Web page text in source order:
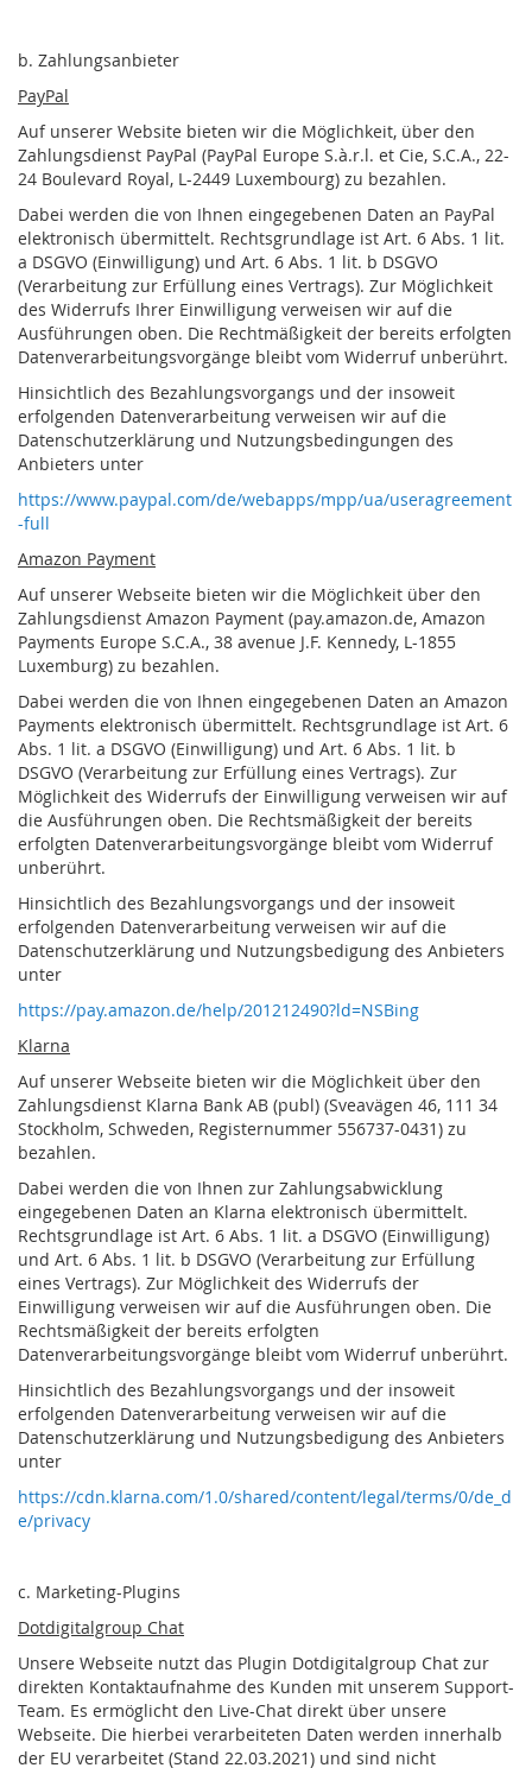
b. Zahlungsanbieter
PayPal
Auf unserer Website bieten wir die Möglichkeit, über den
Zahlungsdienst PayPal (PayPal Europe S.à.r.l. et Cie, S.C.A., 22-
24 Boulevard Royal, L-2449 Luxembourg) zu bezahlen.
Dabei werden die von Ihnen eingegebenen Daten an PayPal
elektronisch übermittelt. Rechtsgrundlage ist Art. 6 Abs. 1 lit.
a DSGVO (Einwilligung) und Art. 6 Abs. 1 lit. b DSGVO
(Verarbeitung zur Erfüllung eines Vertrags). Zur Möglichkeit
des Widerrufs Ihrer Einwilligung verweisen wir auf die
Ausführungen oben. Die Rechtmäßigkeit der bereits erfolgten
Datenverarbeitungsvorgänge bleibt vom Widerruf unberührt.
Hinsichtlich des Bezahlungsvorgangs und der insoweit
erfolgenden Datenverarbeitung verweisen wir auf die
Datenschutzerklärung und Nutzungsbedingungen des
Anbieters unter
https://www.paypal.com/de/webapps/mpp/ua/useragreement
-full
Amazon Payment
Auf unserer Webseite bieten wir die Möglichkeit über den
Zahlungsdienst Amazon Payment (pay.amazon.de, Amazon
Payments Europe S.C.A., 38 avenue J.F. Kennedy, L-1855
Luxemburg) zu bezahlen.
Dabei werden die von Ihnen eingegebenen Daten an Amazon
Payments elektronisch übermittelt. Rechtsgrundlage ist Art. 6
Abs. 1 lit. a DSGVO (Einwilligung) und Art. 6 Abs. 1 lit. b
DSGVO (Verarbeitung zur Erfüllung eines Vertrags). Zur
Möglichkeit des Widerrufs der Einwilligung verweisen wir auf
die Ausführungen oben. Die Rechtsmäßigkeit der bereits
erfolgten Datenverarbeitungsvorgänge bleibt vom Widerruf
unberührt.
Hinsichtlich des Bezahlungsvorgangs und der insoweit
erfolgenden Datenverarbeitung verweisen wir auf die
Datenschutzerklärung und Nutzungsbedigung des Anbieters
unter
https://pay.amazon.de/help/201212490?ld=NSBing
Klarna
Auf unserer Webseite bieten wir die Möglichkeit über den
Zahlungsdienst Klarna Bank AB (publ) (Sveavägen 46, 111 34
Stockholm, Schweden, Registernummer 556737-0431) zu
bezahlen.
Dabei werden die von Ihnen zur Zahlungsabwicklung
eingegebenen Daten an Klarna elektronisch übermittelt.
Rechtsgrundlage ist Art. 6 Abs. 1 lit. a DSGVO (Einwilligung)
und Art. 6 Abs. 1 lit. b DSGVO (Verarbeitung zur Erfüllung
eines Vertrags). Zur Möglichkeit des Widerrufs der
Einwilligung verweisen wir auf die Ausführungen oben. Die
Rechtsmäßigkeit der bereits erfolgten
Datenverarbeitungsvorgänge bleibt vom Widerruf unberührt.
Hinsichtlich des Bezahlungsvorgangs und der insoweit
erfolgenden Datenverarbeitung verweisen wir auf die
Datenschutzerklärung und Nutzungsbedigung des Anbieters
unter
https://cdn.klarna.com/1.0/shared/content/legal/terms/0/de_d
e/privacy
c. Marketing-Plugins
Dotdigitalgroup Chat
Unsere Webseite nutzt das Plugin Dotdigitalgroup Chat zur
direkten Kontaktaufnahme des Kunden mit unserem Support-
Team. Es ermöglicht den Live-Chat direkt über unsere
Webseite. Die hierbei verarbeiteten Daten werden innerhalb
der EU verarbeitet (Stand 22.03.2021) und sind nicht